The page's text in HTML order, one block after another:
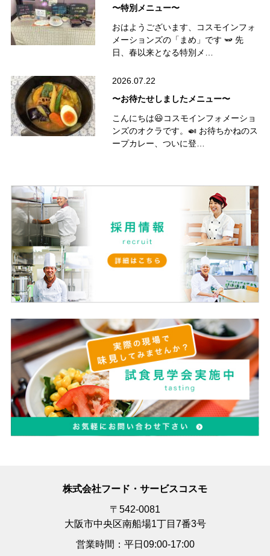
〜特別メニュー〜
おはようございます、コスモインフォ
メーションズの「まめ」です 🫛 先
日、春以来となる特別メ…
2026.07.22
〜お待たせしましたメニュー〜
こんにちは😃コスモインフォメーショ
ンズのオクラです。🍛 お待ちかねのス
ープカレー、ついに登…
株式会社フード・サービスコスモ
〒542-0081
大阪市中央区南船場1丁目7番3号
営業時間：平日09:00-17:00